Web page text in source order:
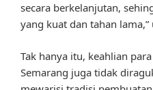
secara berkelanjutan,
yang kuat dan tahan
Tak hanya itu, keahlian
Semarang juga tidak